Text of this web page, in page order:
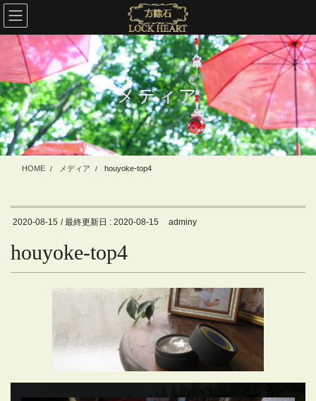
コ
ン
テ
に
移
動
ナ
ビ
ゲ
ョ
ン
に
移
動
メディア
HOME メディア houyoke-top4
2020-08-15 / 最終更新日 : 2020-08-15 adminy
houyoke-top4